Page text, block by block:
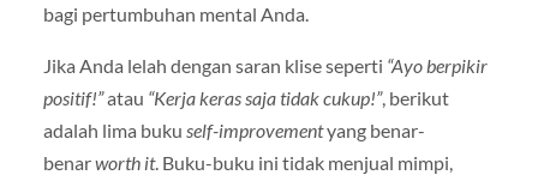
bagi pertumbuhan mental Anda.
Jika Anda lelah dengan saran klise seperti “Ayo berpikir
positif!”atau “Kerja keras saja tidak cukup!”, berikut
adalah lima buku self-improvementyang benar-
benarworth it. Buku-buku ini tidak menjual mimpi,